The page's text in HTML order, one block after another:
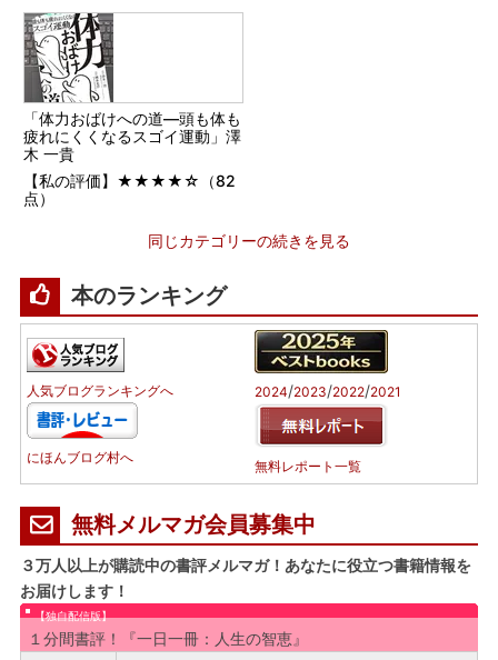
「体力おばけへの道―頭も体も
疲れにくくなるスゴイ運動」澤
木 一貴
【私の評価】★★★★☆（82
点）
同じカテゴリーの続きを見る
本のランキング
人気ブログランキングへ
にほんブログ村へ
2024/2023/2022/2021
無料レポート一覧
無料メルマガ会員募集中
３万人以上が購読中の書評メルマガ！あなたに役立つ書籍情報を
お届けします！
【独自配信版】
１分間書評！『一日一冊：人生の智恵』